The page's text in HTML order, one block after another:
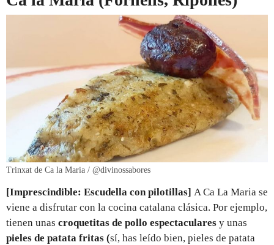
Trinxat de Ca la Maria / @divinossabores
[Imprescindible: Escudella con pilotillas] A Ca La Maria se
viene a disfrutar con la cocina catalana clásica. Por ejemplo,
tienen unas croquetitas de pollo espectaculares y unas
pieles de patata fritas (sí, has leído bien, pieles de patata